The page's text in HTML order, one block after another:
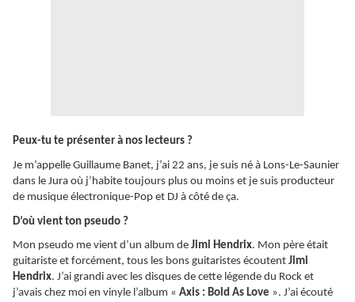
Peux-tu te présenter à nos lecteurs ?
Je m’appelle Guillaume Banet, j’ai 22 ans, je suis né à Lons-Le-Saunier
dans le Jura où j’habite toujours plus ou moins et je suis producteur
de musique électronique-Pop et DJ à côté de ça.
D’où vient ton pseudo ?
Mon pseudo me vient d’un album de Jimi Hendrix. Mon père était
guitariste et forcément, tous les bons guitaristes écoutent Jimi
Hendrix. J’ai grandi avec les disques de cette légende du Rock et
j’avais chez moi en vinyle l’album « Axis : Bold As Love ». J’ai écouté